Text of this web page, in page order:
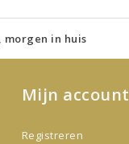
morgen in huis
Mijn account
Registreren